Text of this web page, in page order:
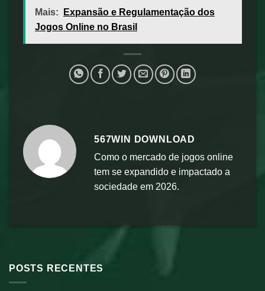
Mais:
Expansão e Regulamentação dos
Jogos Online no Brasil
567WIN DOWNLOAD
Como o mercado de jogos online
tem se expandido e impactado a
sociedade em 2026.
POSTS RECENTES